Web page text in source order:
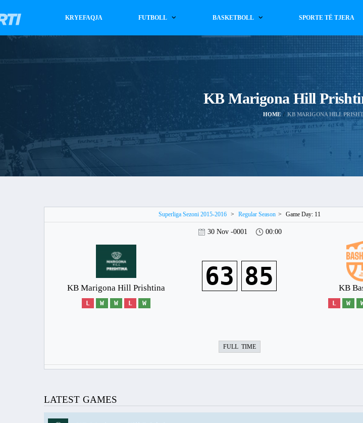
KRYEFAQJA FUTBOLL BASKETBOLL SPORTE TË TJERA
KB Marigona Hill
HOME KB MARIGONA HILL
Superliga Sezoni 2015-2016 > Regular Season > Game Day: 11
30 Nov -0001 00:00
KB Marigona Hill Prishtina
L W W L W
63 85 KB
L W
FULL TIME
LATEST GAMES